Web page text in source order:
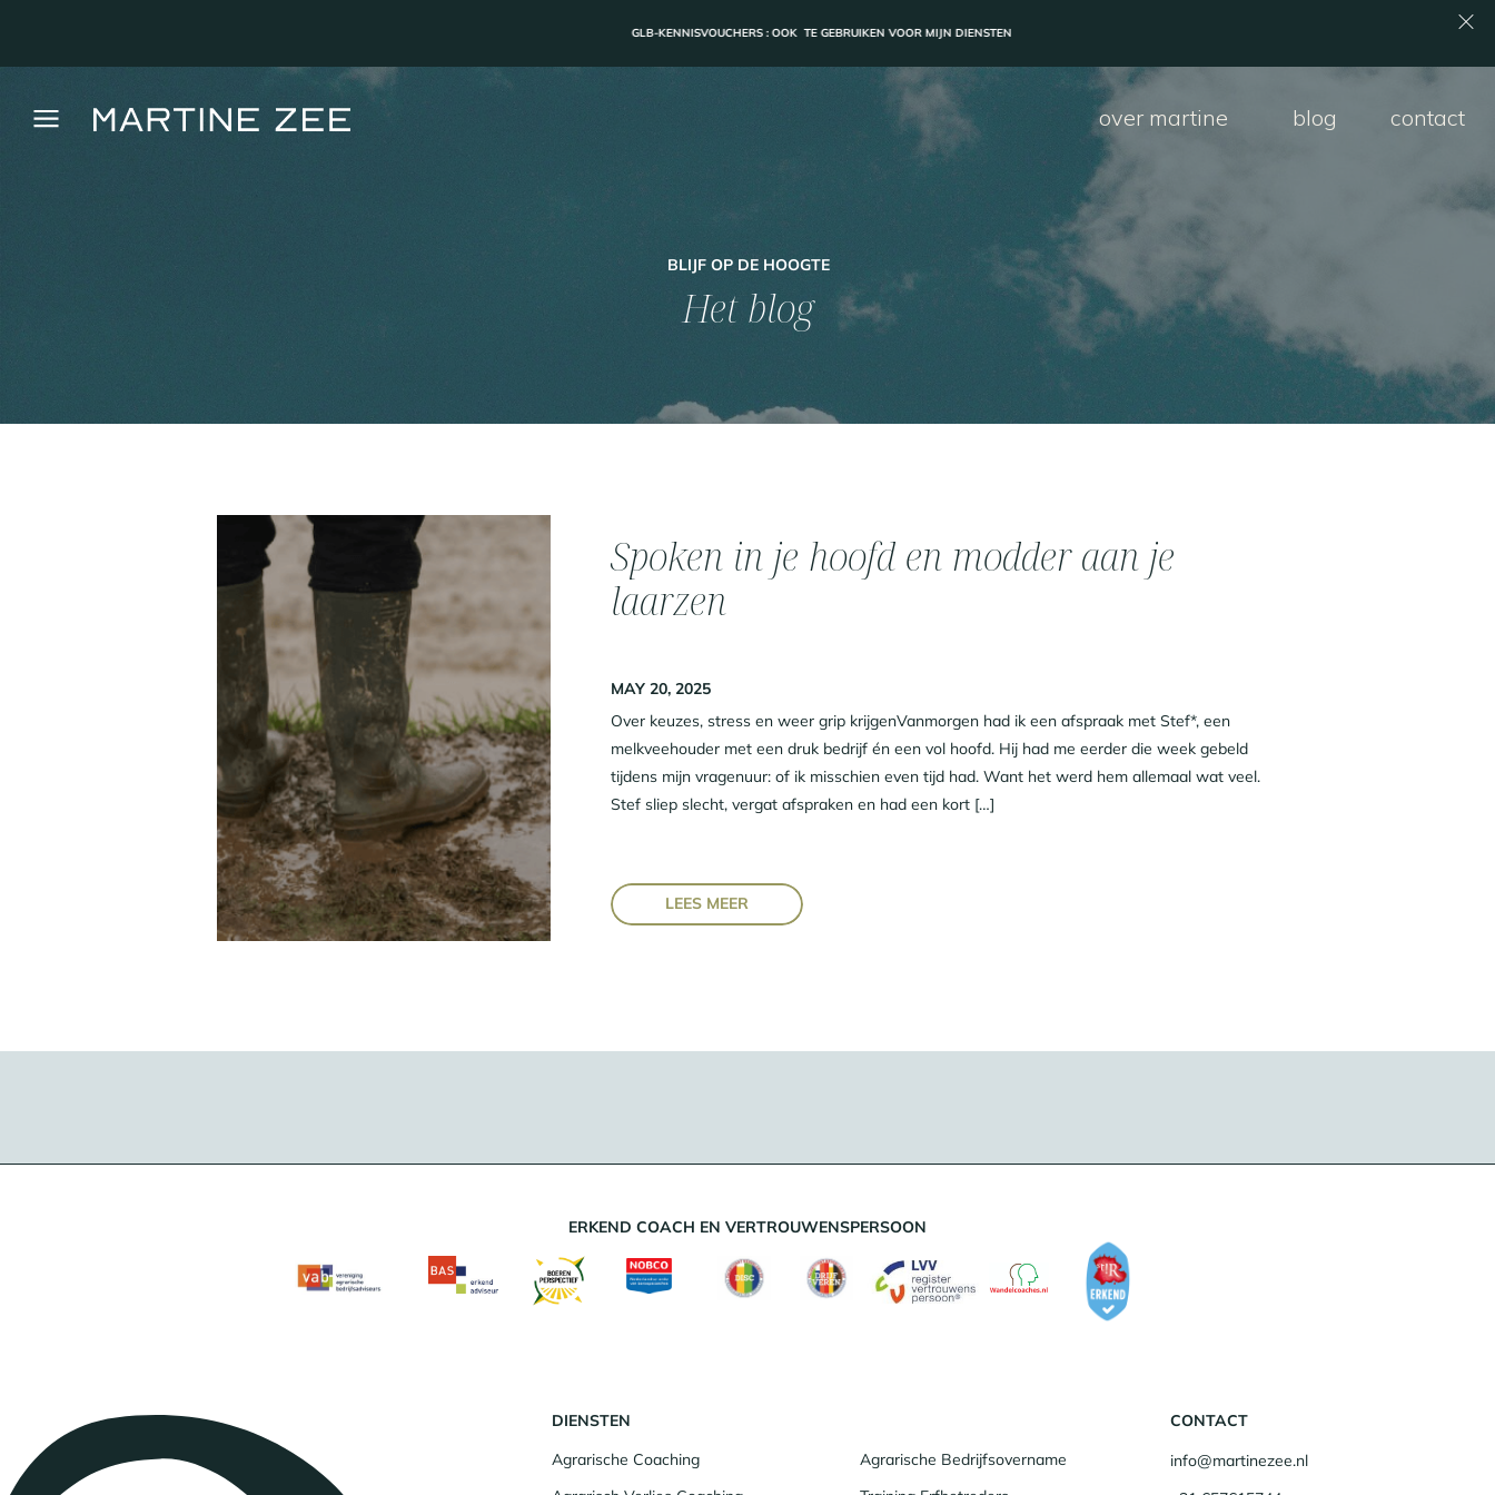
GLB-KENNISVOUCHERS : OOK TE GEBRUIKEN VOOR MIJN DIENSTEN
contact
blog
over martine
BLIJF OP DE HOOGTE
Het blog
LEES MEER
Over keuzes, stress en weer grip krijgenVanmorgen had ik een afspraak met Stef*, een
melkveehouder met een druk bedrijf én een vol hoofd. Hij had me eerder die week gebeld
tijdens mijn vragenuur: of ik misschien even tijd had. Want het werd hem allemaal wat veel.
Stef sliep slecht, vergat afspraken en had een kort […]
MAY 20, 2025
Spoken in je hoofd en modder aan je
laarzen
ERKEND COACH EN VERTROUWENSPERSOON
DIENSTEN
Agrarische Coaching
CONTACT
info@martinezee.nl
Agrarische Bedrijfsovername